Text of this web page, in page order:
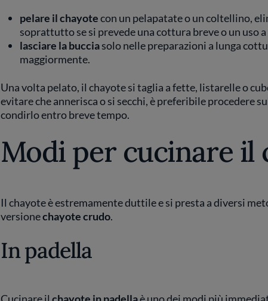
pelare il chayotecon un pelapatate o un coltellino,
soprattutto se si prevede una cottura breve o un uso
lasciare la bucciasolo nelle preparazioni a lunga
maggiormente.
Una volta pelato, il chayote si taglia a fette, listarelle o
evitare che annerisca o si secchi, è preferibile procedere
condirlo entro breve tempo.
Modi per cucinare il
Il chayote è estremamente duttile e si presta a diversi
versionechayote crudo.
In padella